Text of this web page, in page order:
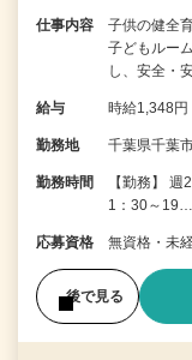
仕事内容
子供の健全
子どもルー
し、安全・
給与 時給1,348円
勤務地 千葉県千葉
勤務時間
【勤務】
1：30～19…
応募資格 無資格・未
後で見る